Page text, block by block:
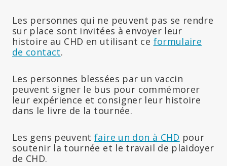
Les personnes qui ne peuvent pas se rendre
sur place sont invitées à envoyer leur
histoire au CHD en utilisant ce formulaire
de contact.
Les personnes blessées par un vaccin
peuvent signer le bus pour commémorer
leur expérience et consigner leur histoire
dans le livre de la tournée.
Les gens peuventfaire un don à CHD pour
soutenir la tournée et le travail de plaidoyer
de CHD.